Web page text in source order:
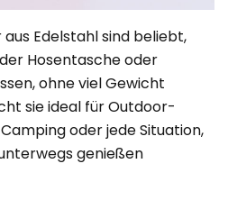
Edelstahl sind beliebt,
Hosentasche oder
ohne viel Gewicht
sie ideal für Outdoor-
oder jede Situation,
genießen